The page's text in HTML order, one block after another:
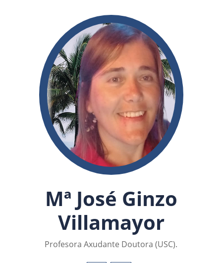
Mª José Ginzo
Villamayor
Profesora Axudante Doutora (USC).